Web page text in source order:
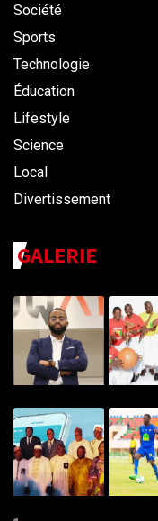
Société
Sports
Technologie
Éducation
Lifestyle
Science
Local
Divertissement
GALERIE